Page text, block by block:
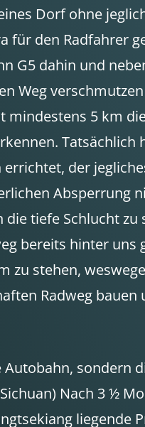
Dorf ohne
für den Radfahrer
G5 dahin und
Weg
5 km
errichtet, der
Absperrung
tiefe Schlucht zu
bereits hinter
zu stehen,
Radweg
sondern
Nach 3 ½
liegende